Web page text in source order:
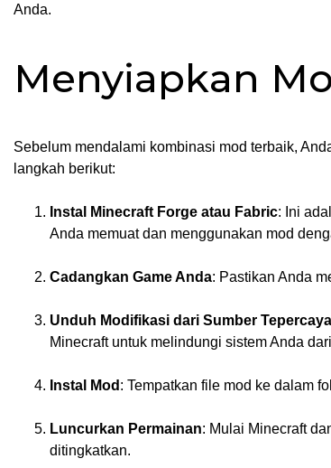
Anda.
Menyiapkan
Sebelum mendalami kombinasi mod terbaik,
langkah berikut:
Instal Minecraft Forge atau Fabric: Ini
Anda memuat dan menggunakan mod
Cadangkan Game Anda: Pastikan Anda
Unduh Modifikasi dari Sumber Tepercaya
Minecraft untuk melindungi sistem Anda
Instal Mod : Tempatkan file mod ke dalam
Luncurkan Permainan: Mulai Minecraft
ditingkatkan.